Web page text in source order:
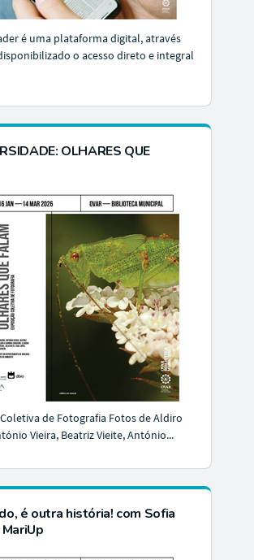
é uma plataforma digital, através
o acesso direto e integral
OLHARES QUE
de Fotografia Fotos de Aldiro
Vieira, Beatriz Vieite, António...
é outra história! com Sofia